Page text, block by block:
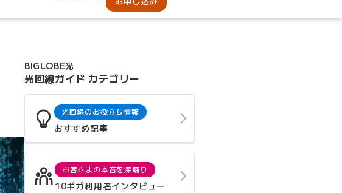
BIGLOBE光
光回線ガイド カテゴリー
光回線のお役立ち情報
おすすめ記事
お客さまの本音を深堀り
10ギガ利用者インタビュー